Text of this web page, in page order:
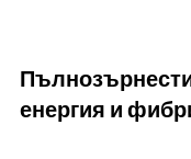
енергия и